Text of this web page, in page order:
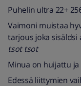
Puhelin ultra 22+
Vaimoni muistaa
tarjous joka sisäldsi
tsot tsot
Minua on huijattu
Edessä liittymien